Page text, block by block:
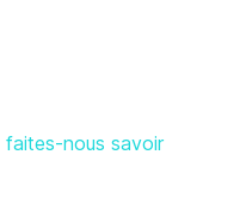
faites-nous savoir